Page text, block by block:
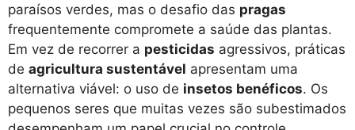
paraísos verdes, mas o desafio das pragas
frequentemente compromete a saúde das plantas.
Em vez de recorrer a pesticidas agressivos, práticas
de agricultura sustentável apresentam uma
alternativa viável: o uso de insetos benéficos. Os
pequenos seres que muitas vezes são subestimados